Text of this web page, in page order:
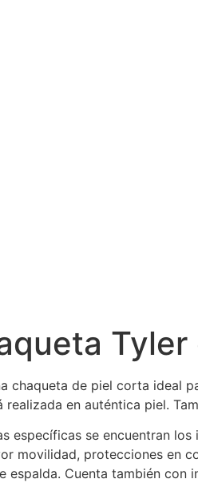
chaqueta de piel corta ideal
en auténtica piel.
específicas se encuentran
movilidad, protecciones en
espalda. Cuenta también con